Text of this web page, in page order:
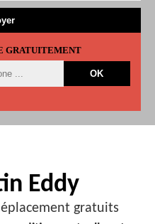
GRATUITEMENT
Eddy
gratuits